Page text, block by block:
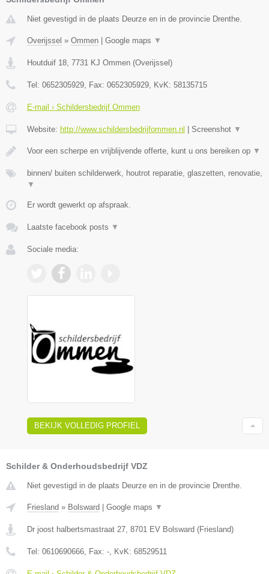
Niet gevestigd in de plaats Deurze en in de provincie Drenthe.
Overijssel » Ommen | Google maps ▼
Houtduif 18 7731 KJ Ommen (Overijssel)
Tel: 0652305929 , Fax: 0652305929 , KvK: 58135715
E-mail › Schildersbedrijf Ommen
Website: http://www.schildersbedrijfommen.nl | Screenshot ▼
Voor een scherpe en vrijblijvende offerte, kunt u ons bereiken op ▼
binnen/ buiten schilderwerk, houtrot reparatie, glaszetten, renovatie,
▼
Er wordt gewerkt op afspraak.
Laatste facebook posts ▼
Sociale media:
BEKIJK VOLLEDIG PROFIEL
Schilder & Onderhoudsbedrijf VDZ
Niet gevestigd in de plaats Deurze en in de provincie Drenthe.
Friesland » Bolsward | Google maps ▼
Dr joost halbertsmastraat 27 8701 EV Bolsward (Friesland)
Tel: 0610690666 , Fax: - , KvK: 68529511